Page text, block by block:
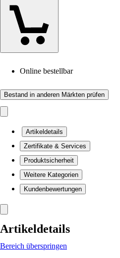
Online bestellbar
Bestand in anderen Märkten prüfen
Artikeldetails
Zertifikate & Services
Produktsicherheit
Weitere Kategorien
Kundenbewertungen
Artikeldetails
Bereich überspringen